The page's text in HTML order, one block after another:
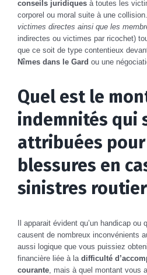
conseils juridiques à toutes les
corporel ou moral suite à une collision.
victimes directes ainsi que les
indirectes ou victimes par ricochet)
que ce soit de type contentieux
Nîmes dans le Gard ou une
Quel est le
indemnités qui
attribuées
blessures en
sinistres
Il apparait évident qu’un handicap ou
causent de nombreux inconvénients
aussi logique que vous puissiez
financière liée à la difficulté
courante , mais à quel montant vous